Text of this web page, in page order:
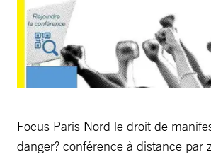
Focus Paris Nord le droit de
danger? conférence à distance par